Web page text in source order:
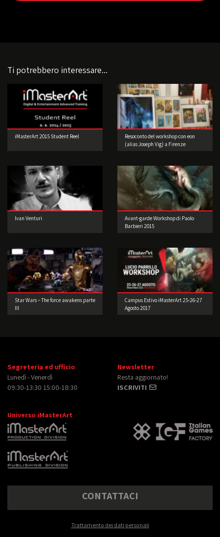
Ti potrebbero interessare...
iMasterArt 2015 Student Reel
Resoconto del workshop con eon
(alias Joseph Vig) a Firenze
Ivan Venturi
Avant-garde Workshop di Paolo
Barbieri 2015
Star Wars – The force awakens parte
III
Campus Estivo iMasterArt 25-26-27
Agosto 2017
Segreteria ed ufficio
Lunedì - Venerdì
09:30-13:30 15:00-18:30
Newsletter
Resta aggiornato!
ISCRIVITI
Universo iMasterArt
CONTATTACI
Trattamento dei dati personali